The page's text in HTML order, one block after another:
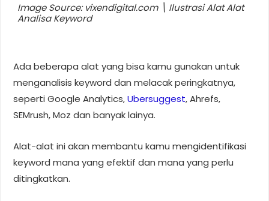
Image Source: vixendigital.com \ Ilustrasi Alat Alat
Analisa Keyword
Ada beberapa alat yang bisa kamu gunakan untuk
menganalisis keyword dan melacak peringkatnya,
seperti Google Analytics,Ubersuggest, Ahrefs,
SEMrush, Moz dan banyak lainya.
Alat-alat ini akan membantu kamu mengidentifikasi
keyword mana yang efektif dan mana yang perlu
ditingkatkan.